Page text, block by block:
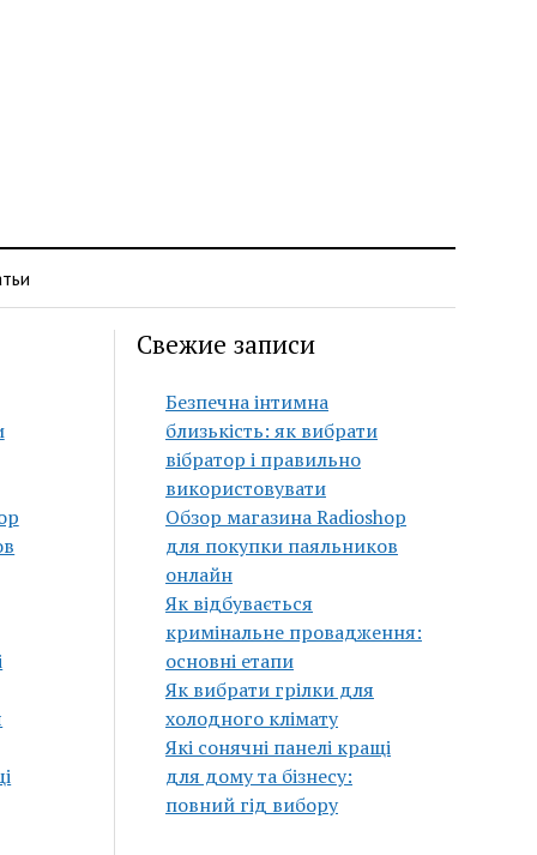
Свежие записи
Безпечна інтимна
близькість: як вибрати
вібратор і правильно
використовувати
Обзор магазина Radioshop
для покупки паяльников
онлайн
Як відбувається
кримінальне провадження:
основні етапи
Як вибрати грілки для
холодного клімату
Які сонячні панелі кращі
для дому та бізнесу:
повний гід вибору